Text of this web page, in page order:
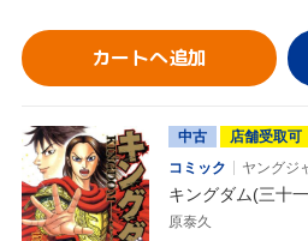
カートへ追加
中古
店舗受取可
コミック
ヤングジ
キングダム(三十
原泰久